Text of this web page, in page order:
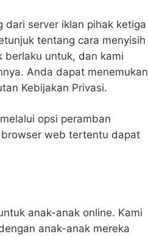
dari server iklan pihak ketiga
tentang cara menyisih
untuk, dan kami
Anda dapat menemukan
Kebijakan Privasi.
opsi peramban
web tertentu dapat
anak-anak online. Kami
anak-anak mereka